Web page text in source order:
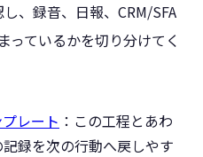
、録音、日報、CRM/SFA
っているかを切り分けてく
レート ：この工程とあわ
録を次の行動へ戻しやす